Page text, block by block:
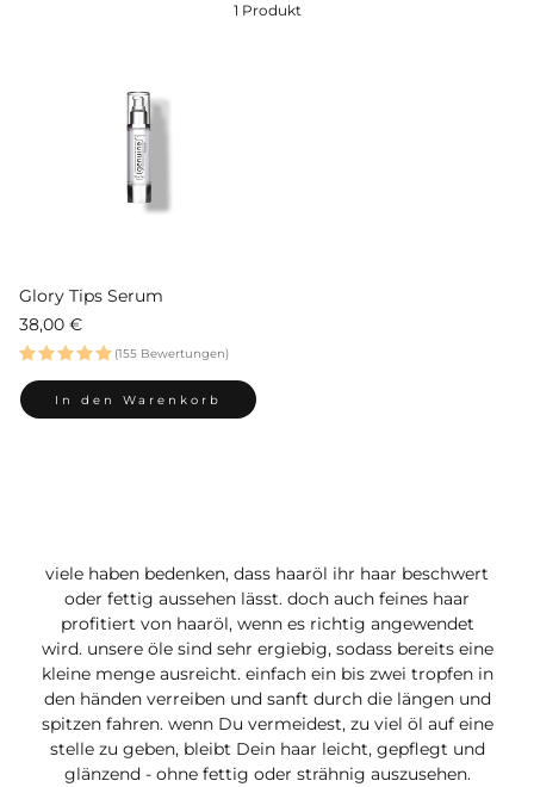
1 Produkt
Glory Tips Serum
Normaler
Preis
38,00 €
(155 Bewertungen)
In den Warenkorb
viele haben bedenken, dass haaröl ihr haar beschwert
oder fettig aussehen lässt. doch auch feines haar
profitiert von haaröl, wenn es richtig angewendet
wird. unsere öle sind sehr ergiebig, sodass bereits eine
kleine menge ausreicht. einfach ein bis zwei tropfen in
den händen verreiben und sanft durch die längen und
spitzen fahren. wenn Du vermeidest, zu viel öl auf eine
stelle zu geben, bleibt Dein haar leicht, gepflegt und
glänzend - ohne fettig oder strähnig auszusehen.